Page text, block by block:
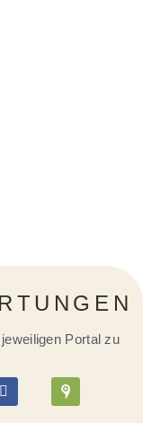
Portal zu